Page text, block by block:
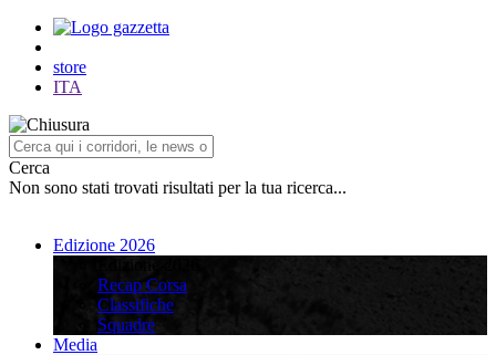
store
ITA
Cerca
Non sono stati trovati risultati per la tua ricerca...
Edizione 2026
Recap Corsa
Classifiche
Squadre
Media